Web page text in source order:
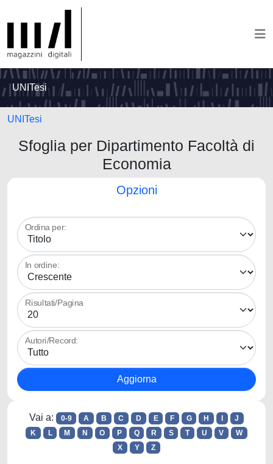
UNITesi
UNITesi
Sfoglia per Dipartimento Facoltà di
Economia
Opzioni
Ordina per:
In ordine:
Risultati/Pagina
Autori/Record:
Vai a: 0-9 A B C D E F G H
J
K
L M N O P Q R S T U V
W
X
Y Z